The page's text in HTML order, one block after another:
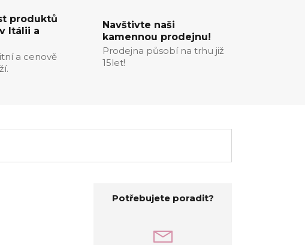
produktů
Itálii a
a cenově
Navštivte naši
kamennou prodejnu!
Prodejna působí na trhu již
15let!
Potřebujete poradit?